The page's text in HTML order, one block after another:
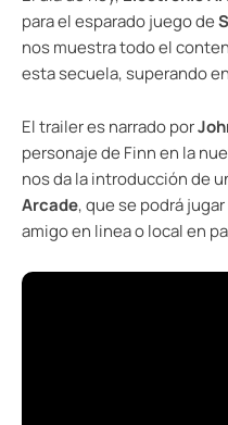
para el esparado juego de
nos muestra todo el
esta secuela, superando
El trailer es narrado por
personaje de Finn en la
nos da la introducción de
Arcade, que se podrá
amigo en linea o local en